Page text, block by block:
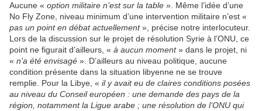
Aucune « option militaire n’est sur la table ». Même l’idée d’une
No Fly Zone, niveau minimum d’une intervention militaire n’est «
pas un point en débat actuellement», précise notre interlocuteur.
Lors de la discussion sur le projet de résolution Syrie à l’ONU, ce
point ne figurait d’ailleurs, « à aucun moment» dans le projet, ni
« n’a été envisagé ». D’ailleurs au niveau politique, aucune
condition présente dans la situation libyenne ne se trouve
remplie. Pour la Libye, « il y avait eu de claires conditions posées
au niveau du Conseil européen : une demande des pays de la
région, notamment la Ligue arabe ; une résolution de l’ONU qui